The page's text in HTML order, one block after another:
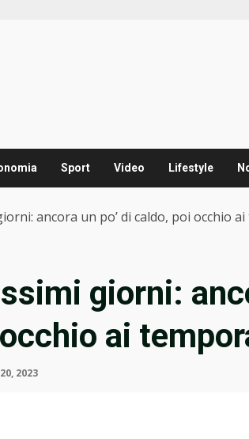
Sport Video Lifestyle
ancora un po’ di caldo, poi occhio
giorni:
ai
2023